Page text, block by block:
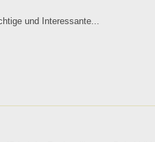
und Interessante...